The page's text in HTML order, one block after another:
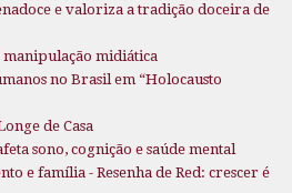
e valoriza a tradição doceira de
manipulação midiática
no Brasil em “Holocausto
de Casa
sono, cognição e saúde mental
e família - Resenha de Red: crescer é